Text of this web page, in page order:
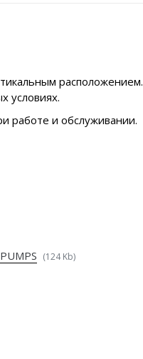
расположением.
условиях.
работе и обслуживании.
(124 Kb)